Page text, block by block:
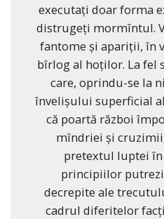
executaţi doar forma
distrugeţi mormîntul.
fantome şi apariţii, în
bîrlog al hoţilor. La fel
care, oprindu-se la
învelişului superficial
că poartă război
mîndriei şi
pretextul luptei
principiilor
decrepite ale
cadrul diferitelor